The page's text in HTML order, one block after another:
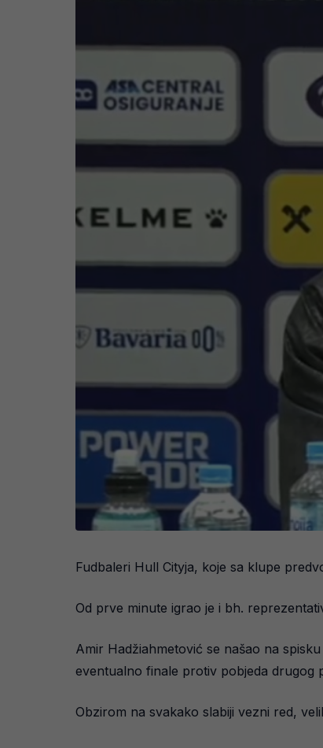
Fudbaleri Hull Cityja, koje sa klupe
Od prve minute igrao je i bh.
Amir Hadžiahmetović se našao na
eventualno finale protiv pobjeda drugog
Obzirom na svakako slabiji vezni red,